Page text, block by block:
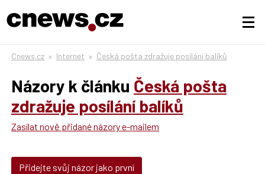
Cnews.cz » Internet » Česká pošta zdražuje posílání balíků
Názory k článku Česká pošta
zdražuje posílání balíků
Zasílat nově přidané názory e-mailem
Přidejte svůj názor jako první